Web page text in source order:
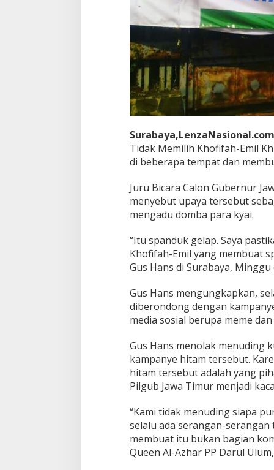
a
Tidak Memilih Khofifah-Emil
di beberapa tempat dan
Juru Bicara Calon Gubernur
menyebut upaya tersebut
mengadu domba para kyai.
“Itu spanduk gelap. Saya
Khofifah-Emil yang membuat
Gus Hans di Surabaya, Minggu
Gus Hans mengungkapkan,
diberondong dengan
media sosial berupa meme
Gus Hans menolak menuding
kampanye hitam tersebut.
hitam tersebut adalah yang
Pilgub Jawa Timur menjadi
“Kami tidak menuding siapa
selalu ada serangan-
membuat itu bukan bagian
Queen Al-Azhar PP Darul